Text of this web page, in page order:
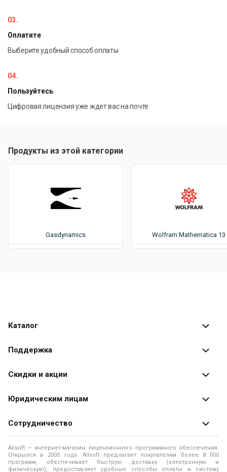
03.
Оплатите
Выберите удобный способ оплаты
04.
Пользуйтесь
Цифровая лицензия уже ждет вас на почте
Продукты из этой категории
Gasdynamics Wolfram Mathematica 13
Каталог
Каталог программ
Поддержка
Оплата заказов
Доставка заказа
Помощь
Правила продажи
Скидки и акции
Специальные
Юридическим лицам
Продажа программ юридическим лицам
О лицензировании программного обеспечения
Программы для компьютера
Сотрудничество
О магазине
Адреса и телефоны
Allsoft — интернет-магазин лицензионного программного обеспечения.
Открылся в 2005 году. Allsoft предлагает покупателям более 8 000
программ, обеспечивает быструю доставку (электронную и
физическую), предоставляет удобные способы оплаты и систему